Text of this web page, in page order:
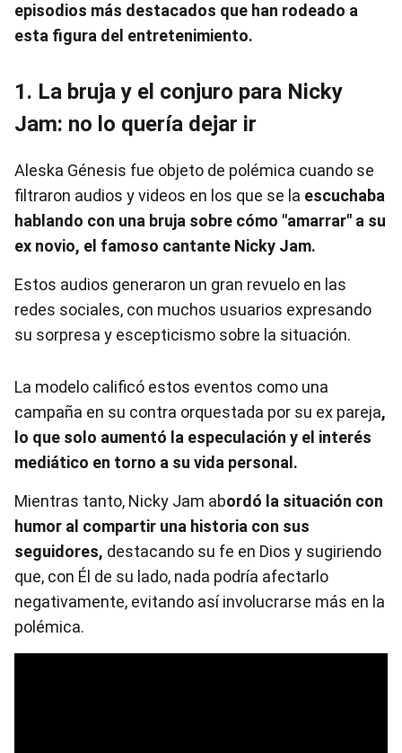
episodios más destacados que han rodeado a
esta figura del entretenimiento.
1. La bruja y el conjuro para Nicky
Jam: no lo quería dejar ir
Aleska Génesis fue objeto de polémica cuando se
filtraron audios y videos en los que se la escuchaba
hablando con una bruja sobre cómo "amarrar" a su
ex novio, el famoso cantante Nicky Jam.
Estos audios generaron un gran revuelo en las
redes sociales, con muchos usuarios expresando
su sorpresa y escepticismo sobre la situación.
La modelo calificó estos eventos como una
campaña en su contra orquestada por su ex pareja,
lo que solo aumentó la especulación y el interés
mediático en torno a su vida personal.
Mientras tanto, Nicky Jam abordó la situación con
humor al compartir una historia con sus
seguidores, destacando su fe en Dios y sugiriendo
que, con Él de su lado, nada podría afectarlo
negativamente, evitando así involucrarse más en la
polémica.